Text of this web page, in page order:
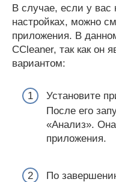
В случае, если у вас
настройках, можно
приложения. В
CCleaner, так как он
вариантом:
Установите
После его
«Анализ».
приложения.
По